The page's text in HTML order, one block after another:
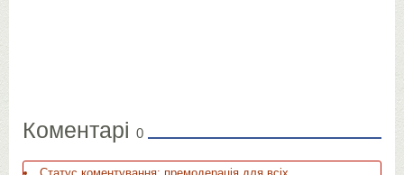
Коментарі 0
Статус коментування: премодерація для всіх